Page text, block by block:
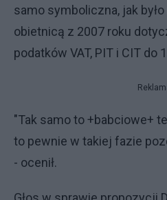
samo symboliczna, jak
obietnicą z 2007 roku
podatków VAT, PIT i CIT do
"Tak samo to +babciowe+
to pewnie w takiej fazie
- ocenił.